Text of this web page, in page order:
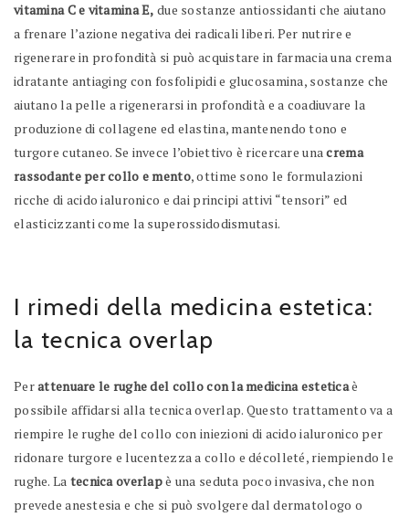
vitamina C e vitamina E, due sostanze antiossidanti che aiutano
a frenare l’azione negativa dei radicali liberi. Per nutrire e
rigenerare in profondità si può acquistare in farmacia una crema
idratante antiaging con fosfolipidi e glucosamina, sostanze che
aiutano la pelle a rigenerarsi in profondità e a coadiuvare la
produzione di collagene ed elastina, mantenendo tono e
turgore cutaneo. Se invece l’obiettivo è ricercare unacrema
rassodante per collo e mento, ottime sono le formulazioni
ricche di acido ialuronico e dai principi attivi “tensori” ed
elasticizzanti come la superossidodismutasi.
I rimedi della medicina estetica:
la tecnica overlap
Perattenuare le rughe del collo con la medicina esteticaè
possibile affidarsi alla tecnica overlap. Questo trattamento va a
riempire le rughe del collo con iniezioni di acido ialuronico per
ridonare turgore e lucentezza a collo e décolleté, riempiendo le
rughe. La tecnica overlapè una seduta poco invasiva, che non
prevede anestesia e che si può svolgere dal dermatologo o